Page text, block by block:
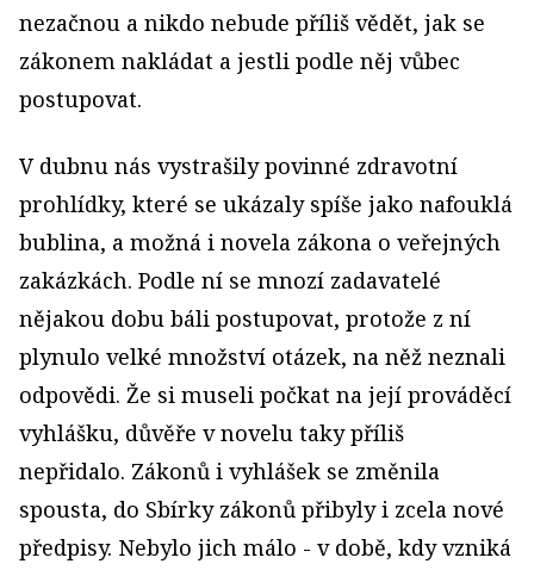
nezačnou a nikdo nebude příliš vědět, jak se
zákonem nakládat a jestli podle něj vůbec
postupovat.
V dubnu nás vystrašily povinné zdravotní
prohlídky, které se ukázaly spíše jako nafouklá
bublina, a možná i novela zákona o veřejných
zakázkách. Podle ní se mnozí zadavatelé
nějakou dobu báli postupovat, protože z ní
plynulo velké množství otázek, na něž neznali
odpovědi. Že si museli počkat na její prováděcí
vyhlášku, důvěře v novelu taky příliš
nepřidalo. Zákonů i vyhlášek se změnila
spousta, do Sbírky zákonů přibyly i zcela nové
předpisy. Nebylo jich málo - v době, kdy vzniká